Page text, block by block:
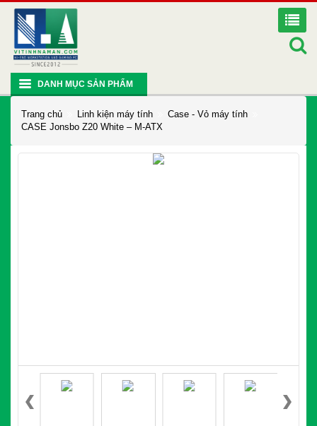
DANH MỤC SẢN PHẨM
Trang chủ Linh kiện máy tính
Case - Vỏ máy tính
CASE Jonsbo Z20 White – M-ATX